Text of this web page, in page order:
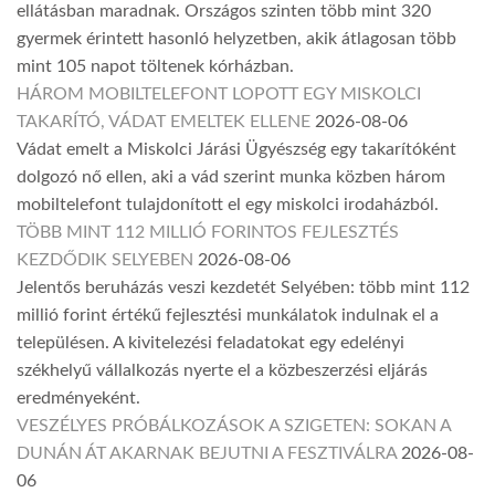
ellátásban maradnak. Országos szinten több mint 320
gyermek érintett hasonló helyzetben, akik átlagosan több
mint 105 napot töltenek kórházban.
HÁROM MOBILTELEFONT LOPOTT EGY MISKOLCI
TAKARÍTÓ, VÁDAT EMELTEK ELLENE 2026-08-06
Vádat emelt a Miskolci Járási Ügyészség egy takarítóként
dolgozó nő ellen, aki a vád szerint munka közben három
mobiltelefont tulajdonított el egy miskolci irodaházból.
TÖBB MINT 112 MILLIÓ FORINTOS FEJLESZTÉS
KEZDŐDIK SELYEBEN 2026-08-06
Jelentős beruházás veszi kezdetét Selyében: több mint 112
millió forint értékű fejlesztési munkálatok indulnak el a
településen. A kivitelezési feladatokat egy edelényi
székhelyű vállalkozás nyerte el a közbeszerzési eljárás
eredményeként.
VESZÉLYES PRÓBÁLKOZÁSOK A SZIGETEN: SOKAN A
DUNÁN ÁT AKARNAK BEJUTNI A FESZTIVÁLRA 2026-08-
06